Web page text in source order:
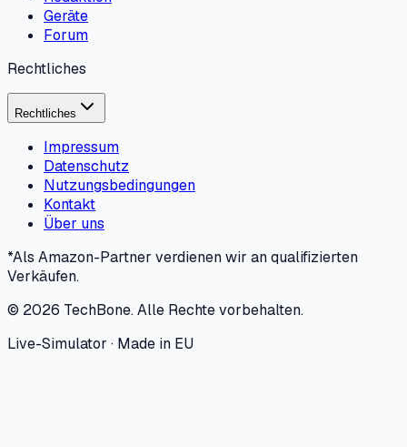
Geräte
Forum
Rechtliches
Rechtliches
Impressum
Datenschutz
Nutzungsbedingungen
Kontakt
Über uns
*Als Amazon-Partner verdienen wir an qualifizierten
Verkäufen.
© 2026 TechBone.Alle Rechte vorbehalten.
Live-Simulator · Made in EU